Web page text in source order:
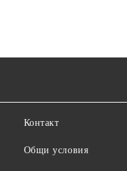
Контакт
Общи условия